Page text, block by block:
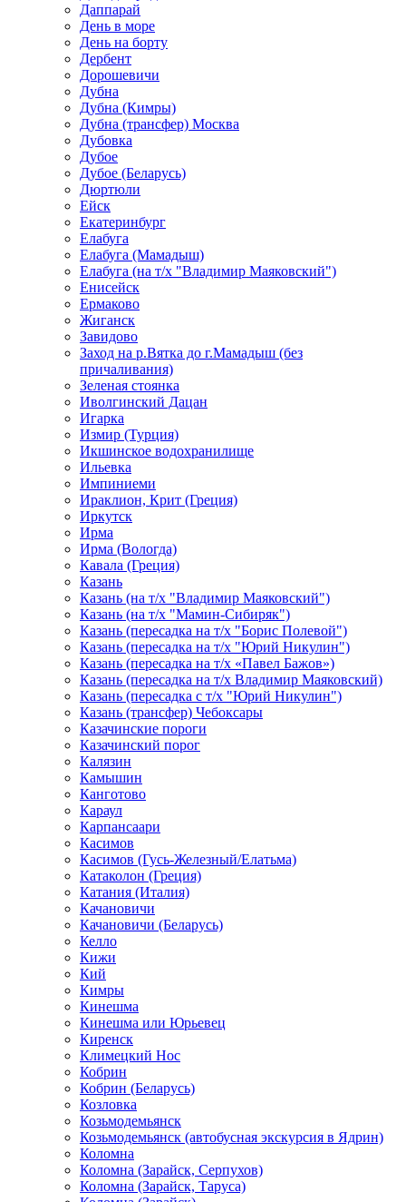
Даппарай
День в море
День на борту
Дербент
Дорошевичи
Дубна
Дубна (Кимры)
Дубна (трансфер) Москва
Дубовка
Дубое
Дубое (Беларусь)
Дюртюли
Ейск
Екатеринбург
Елабуга
Елабуга (Мамадыш)
Елабуга (на т/х "Владимир Маяковский")
Енисейск
Ермаково
Жиганск
Завидово
Заход на р.Вятка до г.Мамадыш (без
причаливания)
Зеленая стоянка
Иволгинский Дацан
Игарка
Измир (Турция)
Икшинское водохранилище
Ильевка
Импиниеми
Ираклион, Крит (Греция)
Иркутск
Ирма
Ирма (Вологда)
Кавала (Греция)
Казань
Казань (на т/х "Владимир Маяковский")
Казань (на т/х "Мамин-Сибиряк")
Казань (пересадка на т/х "Борис Полевой")
Казань (пересадка на т/х "Юрий Никулин")
Казань (пересадка на т/х «Павел Бажов»)
Казань (пересадка на т/х Владимир Маяковский)
Казань (пересадка с т/х "Юрий Никулин")
Казань (трансфер) Чебоксары
Казачинские пороги
Казачинский порог
Калязин
Камышин
Канготово
Караул
Карпансаари
Касимов
Касимов (Гусь-Железный/Елатьма)
Катаколон (Греция)
Катания (Италия)
Качановичи
Качановичи (Беларусь)
Келло
Кижи
Кий
Кимры
Кинешма
Кинешма или Юрьевец
Киренск
Климецкий Нос
Кобрин
Кобрин (Беларусь)
Козловка
Козьмодемьянск
Козьмодемьянск (автобусная экскурсия в Ядрин)
Коломна
Коломна (Зарайск, Серпухов)
Коломна (Зарайск, Таруса)